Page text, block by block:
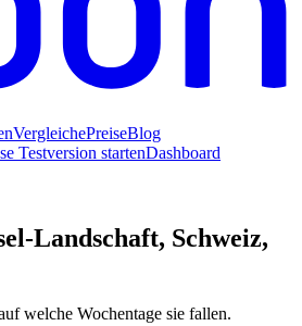
VergleichePreiseBlog
Testversion startenDashboard
Landschaft, Schweiz,
welche Wochentage sie fallen.